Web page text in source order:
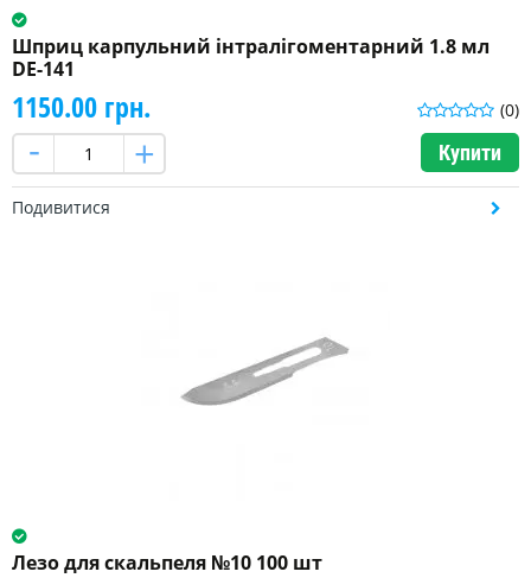
Шприц карпульний інтралігоментарний 1.8 мл
DE-141
(0)
1150.00 грн.
Купити
Подивитися
Лезо для скальпеля №10 100 шт